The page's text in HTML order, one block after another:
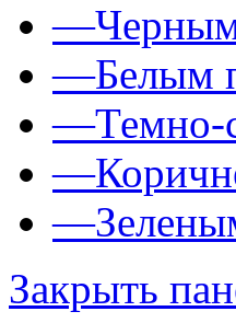
—
—Белым
—Темно-
—
—
Закрыть